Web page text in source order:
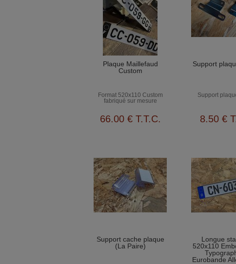
Plaque Maillefaud
Custom
Format 520x110 Custom
fabriqué sur mesure
66.00 € T.T.C.
Support
Support
8.50 €
Support cache plaque
(La Paire)
Longue
520x110
Eurobande